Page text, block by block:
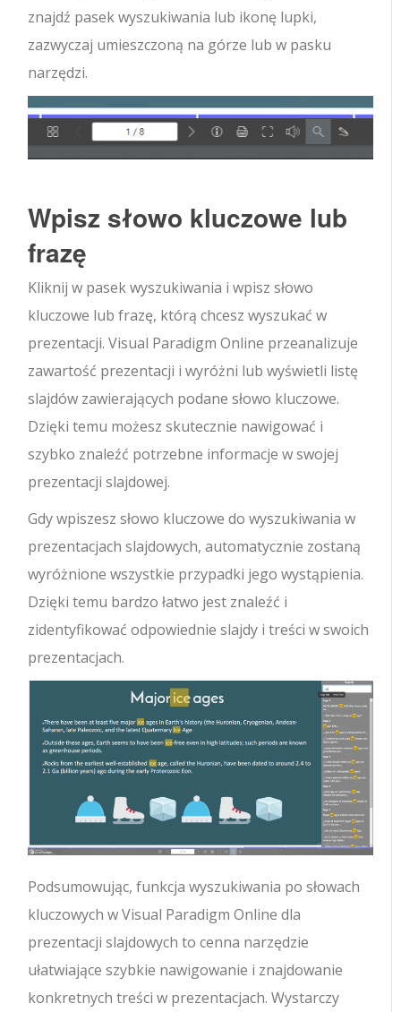
znajdź pasek wyszukiwania lub ikonę lupki,
zazwyczaj umieszczoną na górze lub w pasku
narzędzi.
Wpisz słowo kluczowe lub
frazę
Kliknij w pasek wyszukiwania i wpisz słowo
kluczowe lub frazę, którą chcesz wyszukać w
prezentacji. Visual Paradigm Online przeanalizuje
zawartość prezentacji i wyróżni lub wyświetli listę
slajdów zawierających podane słowo kluczowe.
Dzięki temu możesz skutecznie nawigować i
szybko znaleźć potrzebne informacje w swojej
prezentacji slajdowej.
Gdy wpiszesz słowo kluczowe do wyszukiwania w
prezentacjach slajdowych, automatycznie zostaną
wyróżnione wszystkie przypadki jego wystąpienia.
Dzięki temu bardzo łatwo jest znaleźć i
zidentyfikować odpowiednie slajdy i treści w swoich
prezentacjach.
Podsumowując, funkcja wyszukiwania po słowach
kluczowych w Visual Paradigm Online dla
prezentacji slajdowych to cenna narzędzie
ułatwiające szybkie nawigowanie i znajdowanie
konkretnych treści w prezentacjach. Wystarczy